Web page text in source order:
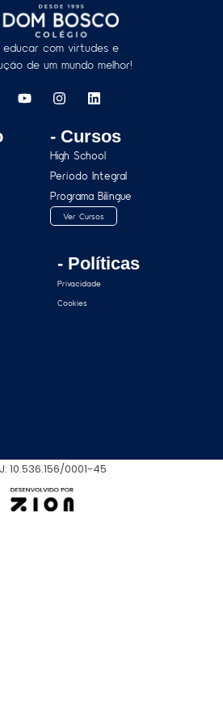
com virtudes e
de um mundo melhor!
- Cursos
High School
Período Integral
Programa Bilíngue
Ver Cursos
- Políticas
Privacidade
Cookies
10.536.156/0001-45